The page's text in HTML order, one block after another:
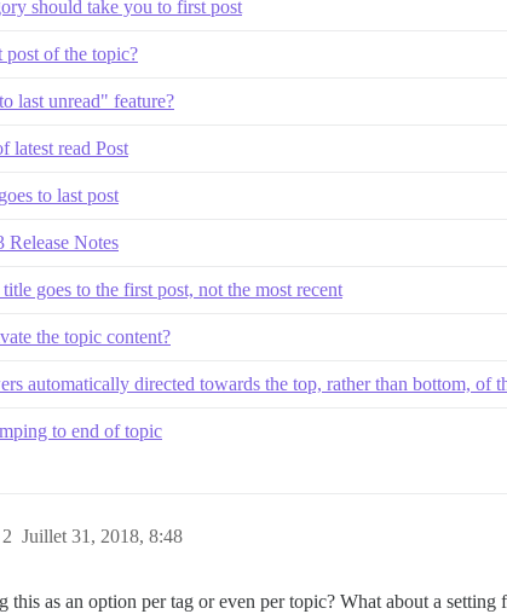
should take you to first post
of the topic?
last unread" feature?
latest read Post
to last post
Release Notes
goes to the first post, not the most recent
the topic content?
automatically directed towards the top, rather than bottom, of
to end of topic
Juillet 31, 2018, 8:48
2
this as an option per tag or even per topic? What about a